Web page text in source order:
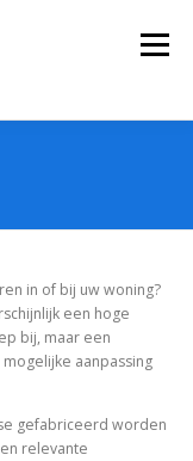
Menu
in of bij uw woning?
een hoge
bij, maar een
aanpassing
gefabriceerd worden
relevante